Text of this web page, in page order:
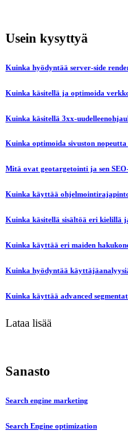
Usein kysyttyä
Kuinka hyödyntää server-side
Kuinka käsitellä ja optimoida
Kuinka käsitellä 3xx-
Kuinka optimoida sivuston
Mitä ovat geotargetointi ja sen
Kuinka käyttää
Kuinka käsitellä sisältöä eri kielillä
Kuinka käyttää eri maiden
Kuinka hyödyntää
Kuinka käyttää advanced
Lataa lisää
Sanasto
Search engine marketing
Search Engine optimization